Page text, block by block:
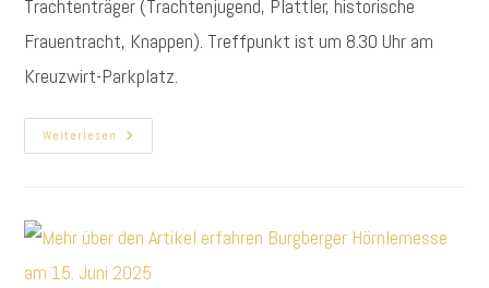
Trachtenträger (Trachtenjugend, Plattler, historische
Frauentracht, Knappen). Treffpunkt ist um 8.30 Uhr am
Kreuzwirt-Parkplatz.
Weiterlesen Fronleichnamsprozession